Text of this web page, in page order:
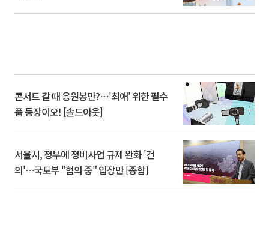
콘서트 갈 때 응원봉만?⋯'최애' 위한 필수
품 등장이오! [솔드아웃]
서울시, 정부에 정비사업 규제 완화 '건
의'⋯국토부 "협의 중" 입장만 [종합]